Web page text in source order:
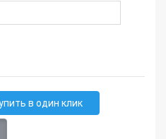
в один клик